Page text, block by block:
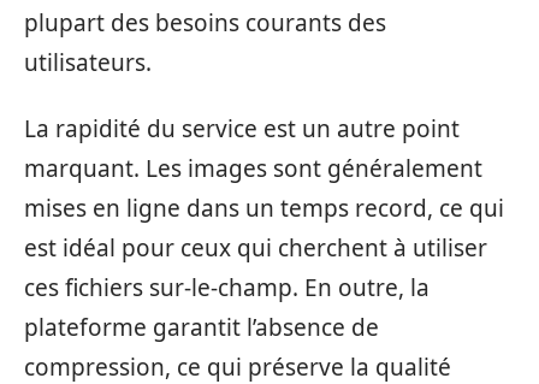
plupart des besoins courants des
utilisateurs.
La rapidité du service est un autre point
marquant. Les images sont généralement
mises en ligne dans un temps record, ce qui
est idéal pour ceux qui cherchent à utiliser
ces fichiers sur-le-champ. En outre, la
plateforme garantit l’absence de
compression, ce qui préserve la qualité